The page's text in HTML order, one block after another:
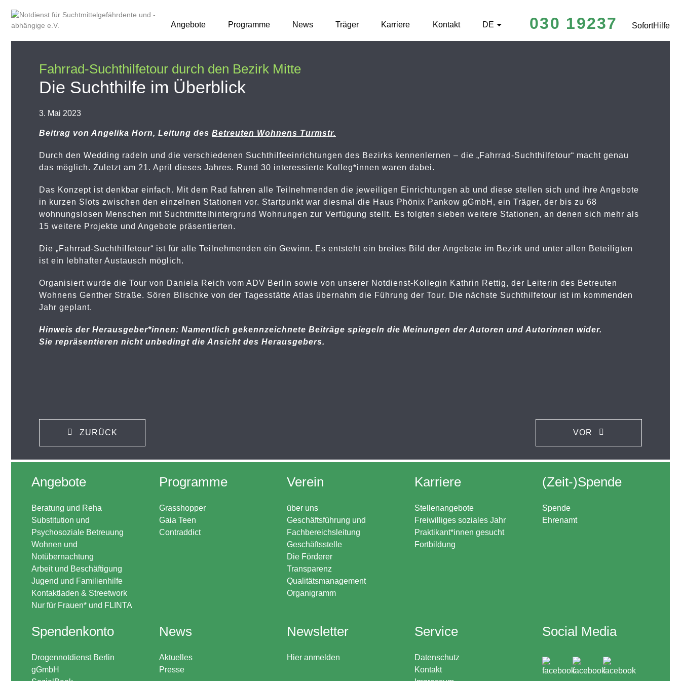
Angebote Programme News Träger Karriere Kontakt DE 030 19237 SofortHilfe
Fahrrad-Suchthilfetour durch den Bezirk Mitte
Die Suchthilfe im Überblick
3. Mai 2023
Beitrag von Angelika Horn, Leitung des Betreuten Wohnens Turmstr.
Durch den Wedding radeln und die verschiedenen Suchthilfeeinrichtungen des Bezirks kennenlernen – die „Fahrrad-Suchthilfetour“ macht genau
das möglich. Zuletzt am 21. April dieses Jahres. Rund 30 interessierte Kolleg*innen waren dabei.
Das Konzept ist denkbar einfach. Mit dem Rad fahren alle Teilnehmenden die jeweiligen Einrichtungen ab und diese stellen sich und ihre Angebote
in kurzen Slots zwischen den einzelnen Stationen vor. Startpunkt war diesmal die Haus Phönix Pankow gGmbH, ein Träger, der bis zu 68
wohnungslosen Menschen mit Suchtmittelhintergrund Wohnungen zur Verfügung stellt. Es folgten sieben weitere Stationen, an denen sich mehr als
15 weitere Projekte und Angebote präsentierten.
Die „Fahrrad-Suchthilfetour“ ist für alle Teilnehmenden ein Gewinn. Es entsteht ein breites Bild der Angebote im Bezirk und unter allen Beteiligten
ist ein lebhafter Austausch möglich.
Organisiert wurde die Tour von Daniela Reich vom ADV Berlin sowie von unserer Notdienst-Kollegin Kathrin Rettig, der Leiterin des Betreuten
Wohnens Genther Straße. Sören Blischke von der Tagesstätte Atlas übernahm die Führung der Tour. Die nächste Suchthilfetour ist im kommenden
Jahr geplant.
Hinweis der Herausgeber*innen: Namentlich gekennzeichnete Beiträge spiegeln die Meinungen der Autoren und Autorinnen wider.
Sie repräsentieren nicht unbedingt die Ansicht des Herausgebers.
ZURÜCK VOR
Angebote
Beratung und Reha
Substitution und
Psychosoziale Betreuung
Wohnen und
Notübernachtung
Arbeit und Beschäftigung
Jugend und Familienhilfe
Kontaktladen & Streetwork
Nur für Frauen* und FLINTA
Programme
Grasshopper
Gaia Teen
Contraddict
Verein
über uns
Geschäftsführung und
Fachbereichsleitung
Geschäftsstelle
Die Förderer
Transparenz
Qualitätsmanagement
Organigramm
Karriere
Stellenangebote
Freiwilliges soziales Jahr
Praktikant*innen gesucht
Fortbildung
(Zeit-)Spende
Spende
Ehrenamt
Spendenkonto
Drogennotdienst Berlin
gGmbH
News
Aktuelles
Presse
Newsletter
Hier anmelden
Service
Datenschutz
Kontakt
Social Media